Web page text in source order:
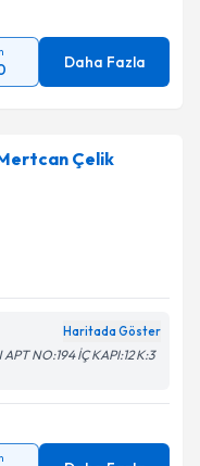
Daha Fazla
Çelik
Haritada Göster
NO:194 İÇ KAPI:12 K:3